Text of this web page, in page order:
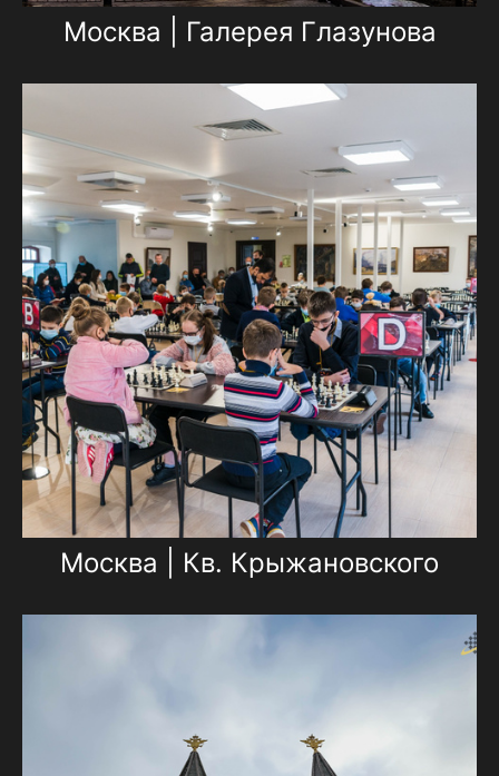
Москва | Галерея Глазунова
Москва | Кв. Крыжановского